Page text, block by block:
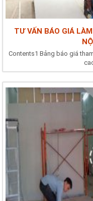
TƯ VẤN BÁO GIÁ
Contents1 Bảng báo giá